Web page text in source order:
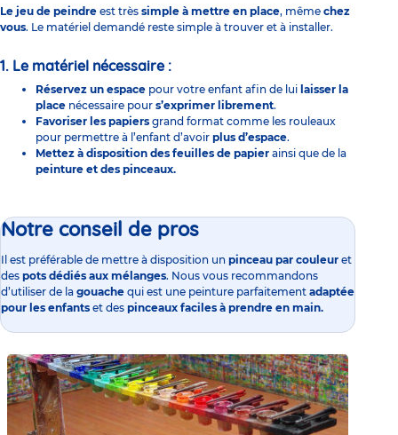
Le jeu de peindre est très simple à mettre en place, même chez
vous. Le matériel demandé reste simple à trouver et à installer.
1. Le matériel nécessaire :
Réservez un espace pour votre enfant afin de lui laisser la
place nécessaire pour s’exprimer librement.
Favoriser les papiers grand format comme les rouleaux
pour permettre à l’enfant d’avoir plus d’espace.
Mettez à disposition des feuilles de papier ainsi que de la
peinture et des pinceaux.
Notre conseil de pros
Il est préférable de mettre à disposition un pinceau par couleur et
des pots dédiés aux mélanges. Nous vous recommandons
d’utiliser de la gouache qui est une peinture parfaitement adaptée
pour les enfants et des pinceaux faciles à prendre en main.